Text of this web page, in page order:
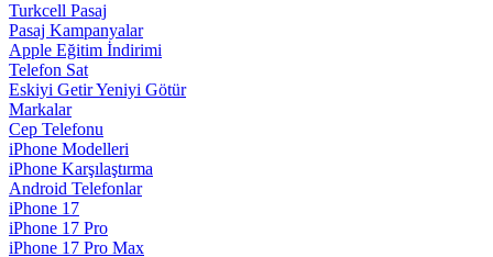
Turkcell Pasaj
Pasaj Kampanyalar
Apple Eğitim İndirimi
Telefon Sat
Eskiyi Getir Yeniyi Götür
Markalar
Cep Telefonu
iPhone Modelleri
iPhone Karşılaştırma
Android Telefonlar
iPhone 17
iPhone 17 Pro
iPhone 17 Pro Max